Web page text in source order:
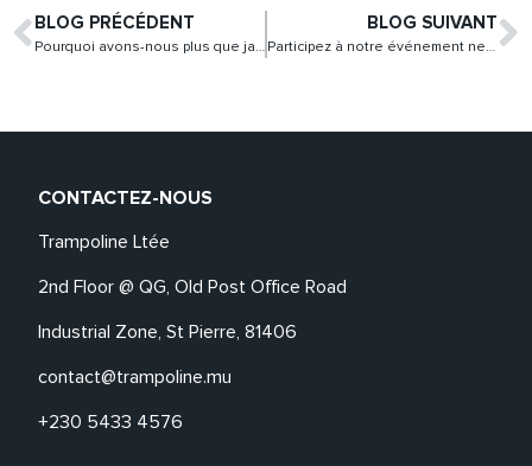
BLOG PRÉCÉDENT
Pourquoi avons-nous plus que jamais besoin d’entreprises sociales
BLOG SUIVANT
Participez à notre événement networking : « Entrepreneurship: unveil a journey of mindful failure, pivoting and resilience! »
CONTACTEZ-NOUS
Trampoline Ltée
2nd Floor @ QG, Old Post Office Road
Industrial Zone, St Pierre, 81406
contact@trampoline.mu
+230 5433 4576